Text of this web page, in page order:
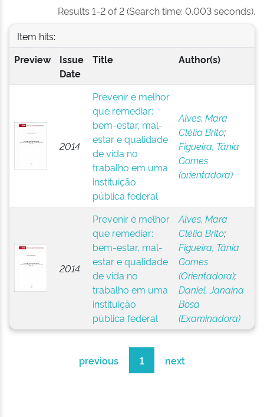
Results 1-2 of 2 (Search time: 0.003 seconds).
Item hits:
Preview
Issue
Date
Title Author(s)
2014
Prevenir é melhor
que remediar:
bem-estar, mal-
estar e qualidade
de vida no
trabalho em uma
instituição
pública federal
Alves, Mara
Clélia Brito;
Figueira, Tânia
Gomes
(orientadora)
2014
Prevenir é melhor
que remediar:
bem-estar, mal-
estar e qualidade
de vida no
trabalho em uma
instituição
pública federal
Alves, Mara
Clélia Brito;
Figueira, Tânia
Gomes
(Orientadora);
Daniel, Janaína
Bosa
(Examinadora)
previous 1 next